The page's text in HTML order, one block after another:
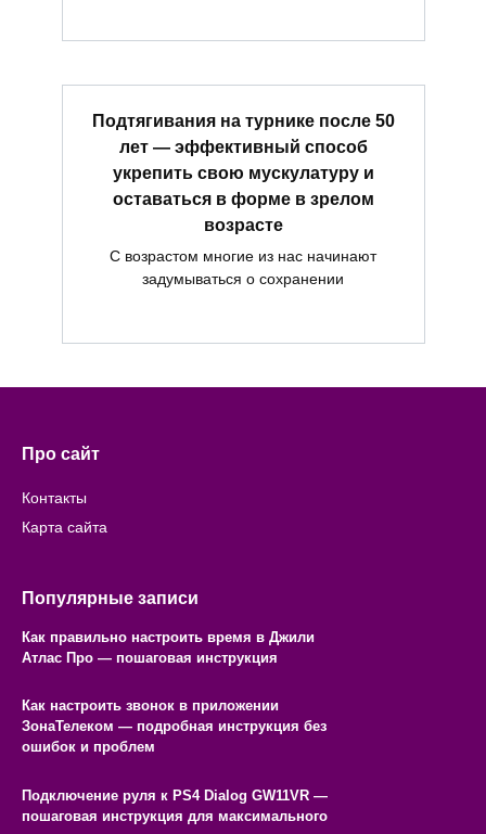
Подтягивания на турнике после 50
лет — эффективный способ
укрепить свою мускулатуру и
оставаться в форме в зрелом
возрасте
С возрастом многие из нас начинают
задумываться о сохранении
Про сайт
Контакты
Карта сайта
Популярные записи
Как правильно настроить время в Джили
Атлас Про — пошаговая инструкция
Как настроить звонок в приложении
ЗонаТелеком — подробная инструкция без
ошибок и проблем
Подключение руля к PS4 Dialog GW11VR —
пошаговая инструкция для максимального